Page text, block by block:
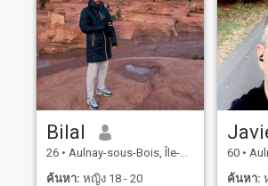
Bilal
26 • Aulnay-sous-Bois, Île-de-France, ฝรั่งเศส
ค้นหา: หญิง 18 - 20
60 •
ค้นหา: